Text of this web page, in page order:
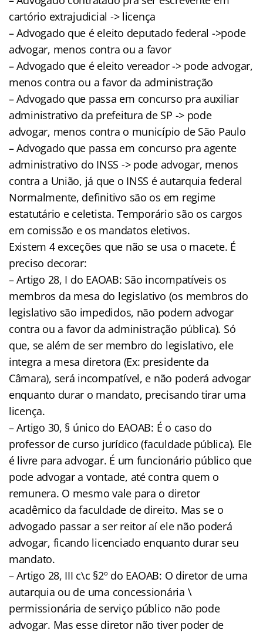
cartório extrajudicial -> licença
– Advogado que é eleito deputado federal ->pode
advogar, menos contra ou a favor
– Advogado que é eleito vereador -> pode advogar,
menos contra ou a favor da administração
– Advogado que passa em concurso pra auxiliar
administrativo da prefeitura de SP -> pode
advogar, menos contra o município de São Paulo
– Advogado que passa em concurso pra agente
administrativo do INSS -> pode advogar, menos
contra a União, já que o INSS é autarquia federal
Normalmente, definitivo são os em regime
estatutário e celetista. Temporário são os cargos
em comissão e os mandatos eletivos.
Existem 4 exceções que não se usa o macete. É
preciso decorar:
– Artigo 28, I do EAOAB: São incompatíveis os
membros da mesa do legislativo (os membros do
legislativo são impedidos, não podem advogar
contra ou a favor da administração pública). Só
que, se além de ser membro do legislativo, ele
integra a mesa diretora (Ex: presidente da
Câmara), será incompatível, e não poderá advogar
enquanto durar o mandato, precisando tirar uma
licença.
– Artigo 30, § único do EAOAB: É o caso do
professor de curso jurídico (faculdade pública). Ele
é livre para advogar. É um funcionário público que
pode advogar a vontade, até contra quem o
remunera. O mesmo vale para o diretor
acadêmico da faculdade de direito. Mas se o
advogado passar a ser reitor aí ele não poderá
advogar, ficando licenciado enquanto durar seu
mandato.
– Artigo 28, III c\c §2º do EAOAB: O diretor de uma
autarquia ou de uma concessionária \
permissionária de serviço público não pode
advogar. Mas esse diretor não tiver poder de